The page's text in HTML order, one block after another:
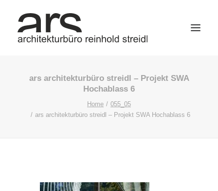
ars architekturbüro streidl – Projekt SWA
Hochablass 6
Home
055_05
ars architekturbüro streidl – Projekt SWA Hochablass 6